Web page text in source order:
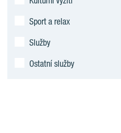
Sport a relax
Služby
Ostatní služby